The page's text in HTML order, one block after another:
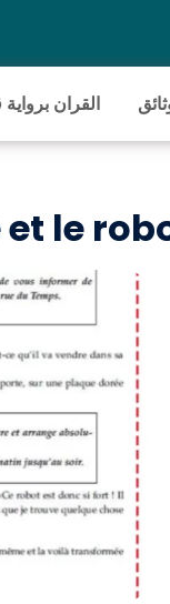
القران
le